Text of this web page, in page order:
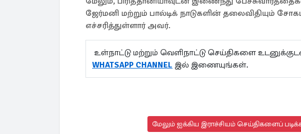
ஜேர்மனி மற்றும் பால்டிக் நாடுகளின் தலைவிதியும்
எச்சரித்துள்ளார் அவர்.
உள்நாட்டு மற்றும் வெளிநாட்டு செய்திகளை
WHATSAPP CHANNEL இல் இணையுங்கள்.
மேலும் ஐக்கிய இராச்சியம் செய்திகளைப்